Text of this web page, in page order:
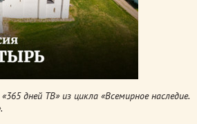
дней ТВ» из цикла «Всемирное наследие.